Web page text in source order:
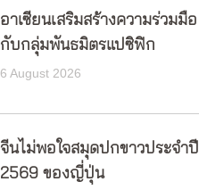
อาเซียนเสริมสร้างความร่วมมือ
กับกลุ่มพันธมิตรแปซิฟิก
6 August 2026
จีนไม่พอใจสมุดปกขาวประจำปี
2569 ของญี่ปุ่น